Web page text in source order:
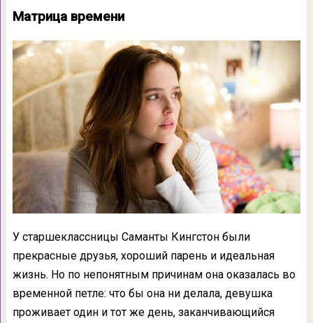
Матрица времени
У старшеклассницы Саманты Кингстон были
прекрасные друзья, хороший парень и идеальная
жизнь. Но по непонятным причинам она оказалась во
временной петле: что бы она ни делала, девушка
проживает один и тот же день, заканчивающийся